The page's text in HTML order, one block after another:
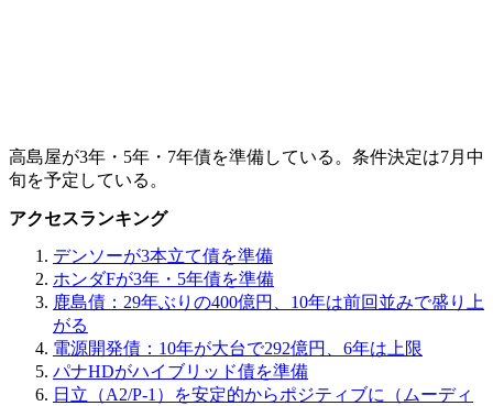
高島屋が3年・5年・7年債を準備している。条件決定は7月中
旬を予定している。
アクセスランキング
デンソーが3本立て債を準備
ホンダFが3年・5年債を準備
鹿島債：29年ぶりの400億円、10年は前回並みで盛り上
がる
電源開発債：10年が大台で292億円、6年は上限
パナHDがハイブリッド債を準備
日立（A2/P-1）を安定的からポジティブに（ムーディ